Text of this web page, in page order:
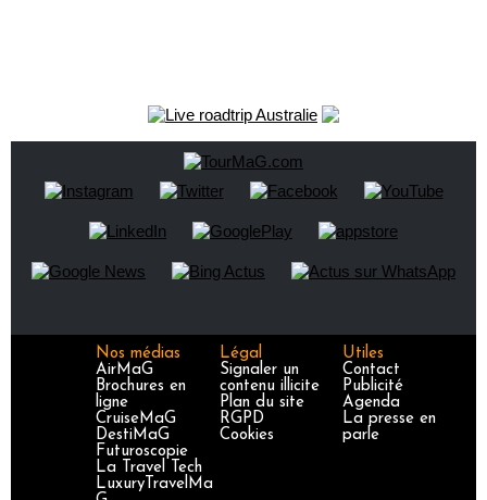
Nos médias
AirMaG
Brochures en
ligne
CruiseMaG
DestiMaG
Futuroscopie
La Travel Tech
LuxuryTravelMa
Légal
Signaler un
contenu illicite
Plan du site
RGPD
Cookies
Utiles
Contact
Publicité
Agenda
La presse en
parle